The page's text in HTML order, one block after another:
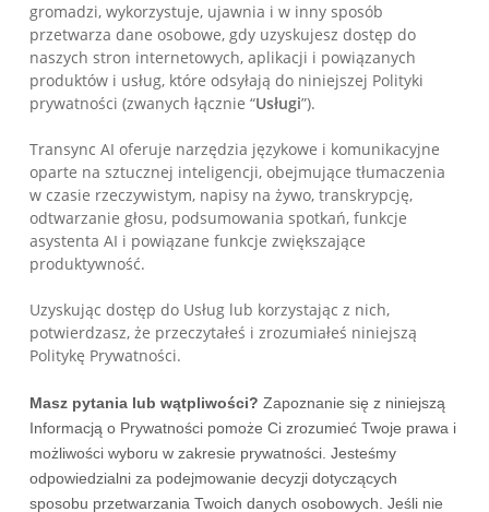
gromadzi, wykorzystuje, ujawnia i w inny sposób
przetwarza dane osobowe, gdy uzyskujesz dostęp do
naszych stron internetowych, aplikacji i powiązanych
produktów i usług, które odsyłają do niniejszej Polityki
prywatności (zwanych łącznie “Usługi”).
Transync AI oferuje narzędzia językowe i komunikacyjne
oparte na sztucznej inteligencji, obejmujące tłumaczenia
w czasie rzeczywistym, napisy na żywo, transkrypcję,
odtwarzanie głosu, podsumowania spotkań, funkcje
asystenta AI i powiązane funkcje zwiększające
produktywność.
Uzyskując dostęp do Usług lub korzystając z nich,
potwierdzasz, że przeczytałeś i zrozumiałeś niniejszą
Politykę Prywatności.
Masz pytania lub wątpliwości? Zapoznanie się z niniejszą
Informacją o Prywatności pomoże Ci zrozumieć Twoje prawa i
możliwości wyboru w zakresie prywatności. Jesteśmy
odpowiedzialni za podejmowanie decyzji dotyczących
sposobu przetwarzania Twoich danych osobowych. Jeśli nie